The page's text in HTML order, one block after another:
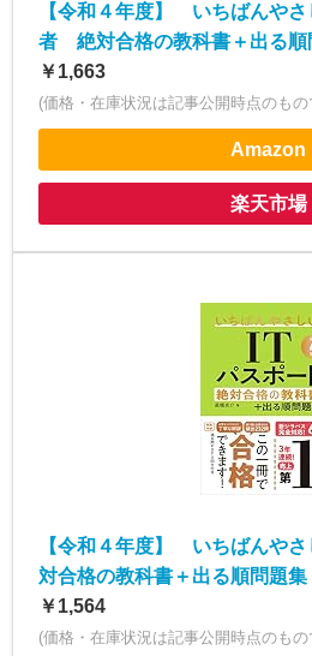
【令和４年度】 いちばんや
者 絶対合格の教科書＋出る順
￥1,663
(価格・在庫状況は記事公開時点のもの
Amazon
楽天市場
【令和４年度】 いちばんや
対合格の教科書＋出る順問題集
￥1,564
(価格・在庫状況は記事公開時点のもの